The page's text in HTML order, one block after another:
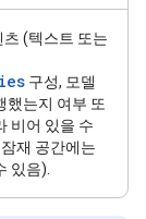
(텍스트 또는
구성, 모델
했는지 여부 또
비어 있을 수
재 공간에는
있음).